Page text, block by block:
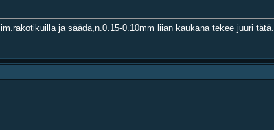
ja säädä,n.0.15-0.10mm liian kaukana tekee juuri tätä.